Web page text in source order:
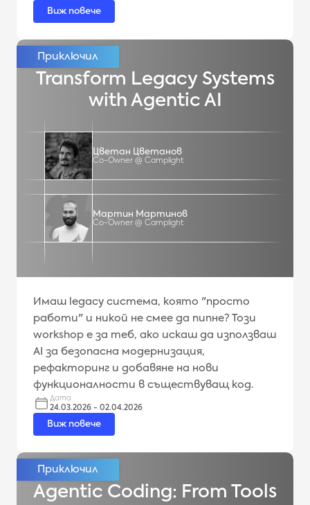
Виж повече
Transform Legacy Systems
with Agentic AI
Цветан Цветанов
Co-Owner @ Camplight
Мартин Мартинов
Co-Owner @ Camplight
Имаш legacy система, която "просто
работи" и никой не смее да пипне? Този
workshop е за теб, ако искаш да използваш
AI за безопасна модернизация,
рефакторинг и добавяне на нови
функционалности в съществуващ код.
Дата
24.03.2026 - 02.04.2026
Виж повече
Agentic Coding: From Tools